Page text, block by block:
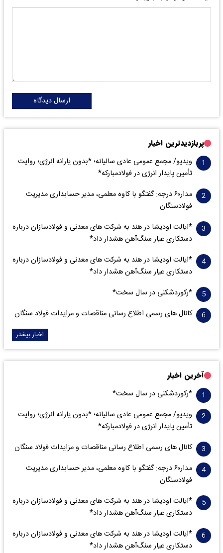
ارسال دیدگاه
پربازدیدترین اخبار
ویدیو/ مجمع عمومی عادی سالیانه؛ *بدون یارانه انرژی؛ روایت
تأمین پایدار انرژی در فولادمبارکه*
مدار‌۶٠ درجه: گفتگو با کاوه معلمی، مدیر حسابداری مدیریت
فولادسنگان
*ایالت اودیشا در هند به شرکت های معدنی و فولادسازان درباره
دستکاری عیار سنگ‌آهن هشدار داد*
*ایالت اودیشا در هند به شرکت های معدنی و فولادسازان درباره
دستکاری عیار سنگ‌آهن هشدار داد*
*رکوردشکنی در سال سخت*
کانال های رسمی اطلاع رسانی مناقصات و مزایدات فولاد سنگان
اخبار بیشتر
آخرین اخبار
*رکوردشکنی در سال سخت*
ویدیو/ مجمع عمومی عادی سالیانه؛ *بدون یارانه انرژی؛ روایت
تأمین پایدار انرژی در فولادمبارکه*
کانال های رسمی اطلاع رسانی مناقصات و مزایدات فولاد سنگان
مدار‌۶٠ درجه: گفتگو با کاوه معلمی، مدیر حسابداری مدیریت
فولادسنگان
*ایالت اودیشا در هند به شرکت های معدنی و فولادسازان درباره
دستکاری عیار سنگ‌آهن هشدار داد*
*ایالت اودیشا در هند به شرکت های معدنی و فولادسازان درباره
دستکاری عیار سنگ‌آهن هشدار داد*